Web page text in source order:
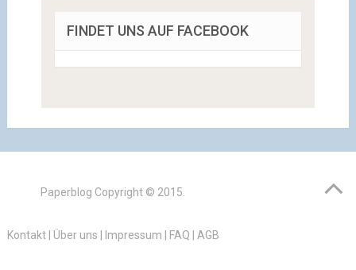
FINDET UNS AUF FACEBOOK
Paperblog Copyright © 2015.
Kontakt| Über uns Impressum FAQ AGB